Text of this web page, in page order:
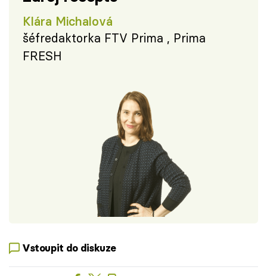
Klára Michalová
šéfredaktorka FTV Prima , Prima
FRESH
Vstoupit do diskuze